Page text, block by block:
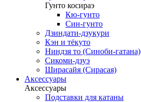
Гунто косираэ
Кю-гунто
Син-гунто
Дзиндати-дзукури
Кэн и тёкуто
Ниндзя то (Синоби-гатана)
Сикоми-дзуэ
Ширасайя (Сирасая)
Аксессуары
Аксессуары
Подставки для катаны